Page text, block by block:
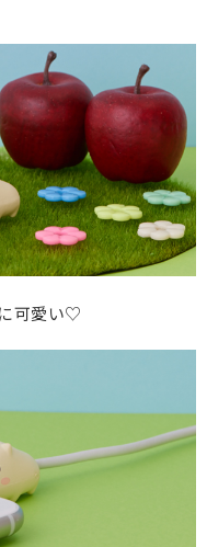
可愛い♡